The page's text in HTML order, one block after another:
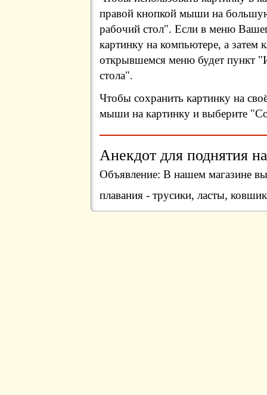
правой кнопкой мыши на
рабочий стол". Если в меню
картинку на компьютере, а затем
открывшемся меню будет пункт
стола".
Чтобы сохранить картинку на
мыши на картинку и выберите
Анекдот для поднятия
Объявление: В нашем магазине
плавания - трусики, ласты,